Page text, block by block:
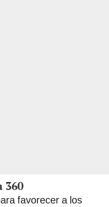
360
favorecer a los